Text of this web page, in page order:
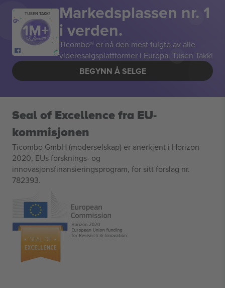
TUSEN TAKK! Markedsplassen nr. 1
i verden.
Ticombo® er nå den mest fulgte av alle
videresalgsplattformer i Europa. Tusen Takk!
BEGYNN Å SELGE
Seal of Excellence fra EU-
kommisjonen
Ticombo GmbH (moderselskap) er anerkjent i Horizon
2020, EUs forsknings- og
innovasjonsfinansieringsprogram, for sitt forslag nr.
782393.